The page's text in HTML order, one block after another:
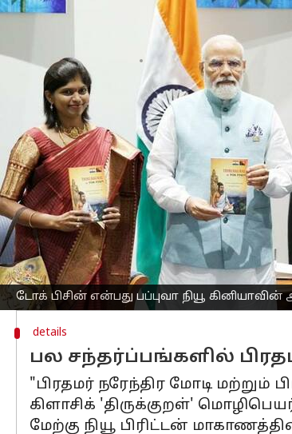
டோக் பிசின் என்பது பப்புவா நியூ கினியாவின்
பப்புவா நியூ
எழுதியவர் Sindhuja SM May 22, 2023 10:14 am
செய்தி முன்னோட்டம்
பப்புவா நியூ கினியா
மொழியில் 'திருக்குறளை'
பப்புவா நியூ கினியா
சேர்ந்து இன்று(மே 22)
இந்தியாவிற்கும், 14 பசிபிக்
மாநாடு நடத்தப்பட்டது. அந்த
details
பல சந்தர்ப்பங்களில்
"பிரதமர் நரேந்திர மோடி
கிளாசிக் 'திருக்குறள்'
மேற்கு நியூ பிரிட்டன்